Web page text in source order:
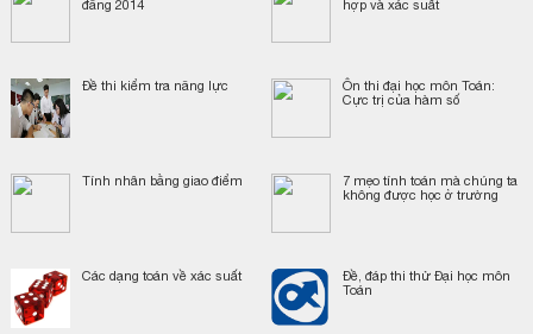
đẳng 2014
hợp và xác suất
Đề thi kiểm tra năng lực
Ôn thi đại học môn Toán:
Cực trị của hàm số
Tính nhân bằng giao điểm
7 mẹo tính toán mà chúng ta
không được học ở trường
Các dạng toán về xác suất
Đề, đáp thi thử Đại học môn
Toán